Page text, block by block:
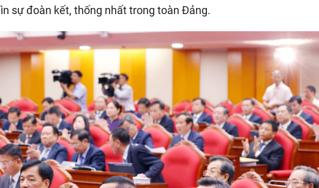
sự đoàn kết, thống nhất trong toàn Đảng.